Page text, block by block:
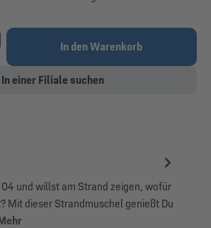
Gib den gewünschten Wert ein
In den Warenkorb
In einer Filiale suchen
und willst am Strand zeigen, wofür
Mit dieser Strandmuschel genießt Du